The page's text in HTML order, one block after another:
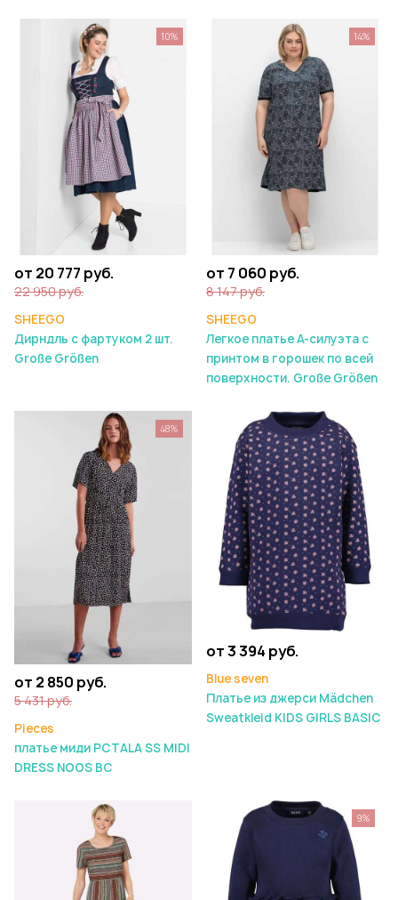
от 20 777 руб.
22 950 руб.
SHEEGO
Дирндль с фартуком 2 шт.
Große Größen
10%
от 7 060 руб.
8 147 руб.
SHEEGO
Легкое платье А-силуэта с
принтом в горошек по всей
поверхности. Große Größen
14%
от 2 850 руб.
5 431 руб.
Pieces
платье миди PCTALA SS MIDI
DRESS NOOS BC
48%
от 3 394 руб.
Blue seven
Платье из джерси Mädchen
Sweatkleid KIDS GIRLS BASIC
9%